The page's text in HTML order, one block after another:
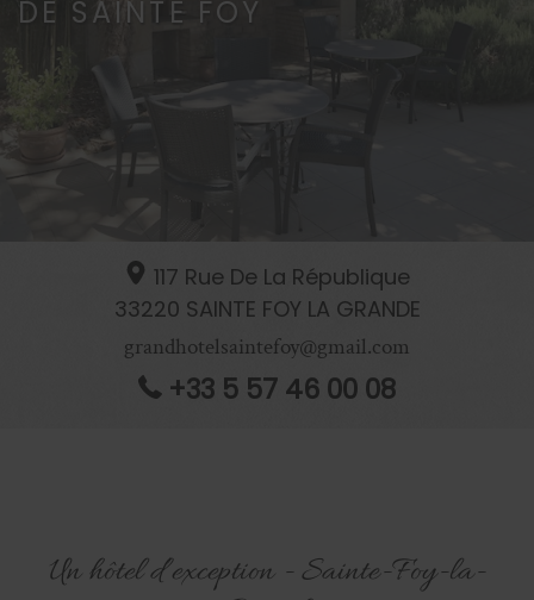
DE SAINTE FOY
117 Rue De La République
33220 SAINTE FOY LA GRANDE
grandhotelsaintefoy@gmail.com
+33 5 57 46 00 08
Un hôtel d’exception - Sainte-Foy-la-